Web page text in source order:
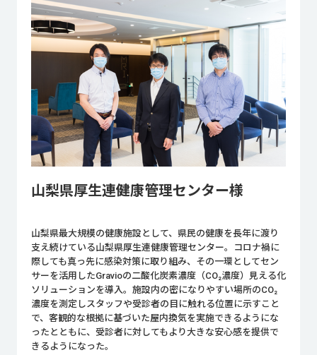
山梨県厚生連健康管理センター様
山梨県最大規模の健康施設として、県民の健康を長年に渡り
支え続けている山梨県厚生連健康管理センター。コロナ禍に
際しても真っ先に感染対策に取り組み、その一環としてセン
サーを活用したGravioの二酸化炭素濃度（CO₂濃度）見える化
ソリューションを導入。施設内の密になりやすい場所のCO₂
濃度を測定しスタッフや受診者の目に触れる位置に示すこと
で、客観的な根拠に基づいた屋内換気を実施できるようにな
ったとともに、受診者に対してもより大きな安心感を提供で
きるようになった。